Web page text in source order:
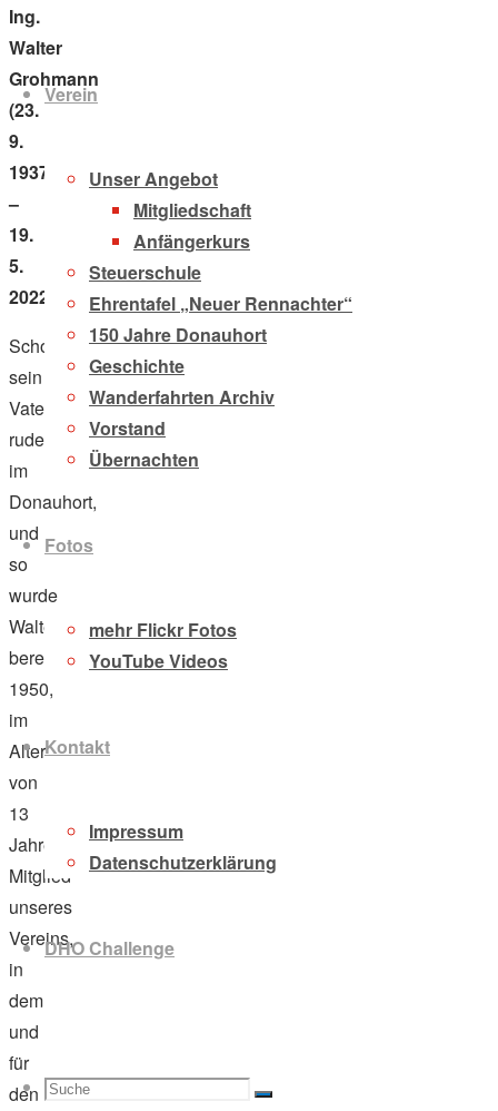
Verein
Unser Angebot
Mitgliedschaft
Anfängerkurs
Steuerschule
Ehrentafel „Neuer Rennachter“
150 Jahre Donauhort
Geschichte
Wanderfahrten Archiv
Vorstand
Übernachten
Fotos
mehr Flickr Fotos
YouTube Videos
Kontakt
Impressum
Datenschutzerklärung
DHO Challenge
Suche
Suchen
Suche
Ing.
Walter
Grohmann
(23.
9.
1937
–
19.
5.
2022).
Schon
sein
Vater
ruderte
im
Donauhort,
und
so
wurde
Walter
bereits
1950,
im
Alter
von
13
Jahren,
Mitglied
unseres
Vereins,
in
dem
und
für
den